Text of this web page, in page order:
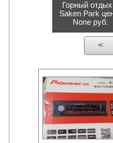
Горный
Saken Park
None руб.
<